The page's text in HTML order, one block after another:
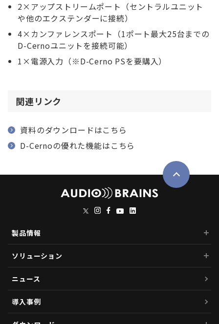
2×アップストリームポート（セントラルユニット
や他のエクステンダーに接続）
4×カンファレンスポート（1ポート最大25台までの
D-Cernoユニットを接続可能）
1×電源入力（※D-Cerno PSを要購入）
関連リンク
資料のダウンロードはこちら
D-Cernoの優れた機能はこちら
製品情報
ソリューション
ニュース
導入事例